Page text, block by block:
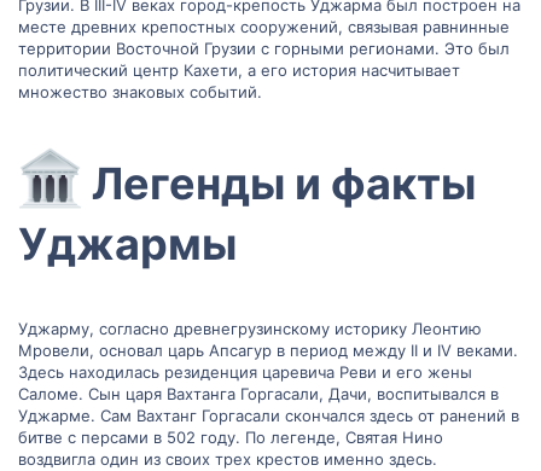
Грузии. В III-IV веках город-крепость Уджарма был построен на
месте древних крепостных сооружений, связывая равнинные
территории Восточной Грузии с горными регионами. Это был
политический центр Кахети, а его история насчитывает
множество знаковых событий.
Легенды и факты
Уджармы​
Уджарму, согласно древнегрузинскому историку Леонтию
Мровели, основал царь Апсагур в период между II и IV веками.
Здесь находилась резиденция царевича Реви и его жены
Саломе. Сын царя Вахтанга Горгасали, Дачи, воспитывался в
Уджарме. Сам Вахтанг Горгасали скончался здесь от ранений в
битве с персами в 502 году. По легенде, Святая Нино
воздвигла один из своих трех крестов именно здесь.